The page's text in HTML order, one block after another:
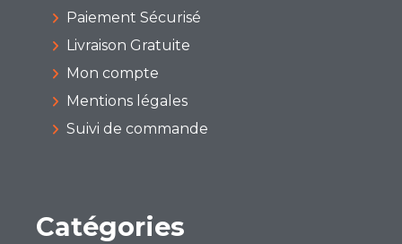
Paiement Sécurisé
Livraison Gratuite
Mon compte
Mentions légales
Suivi de commande
Catégories